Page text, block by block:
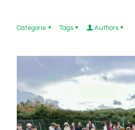
Categorie Tags Authors